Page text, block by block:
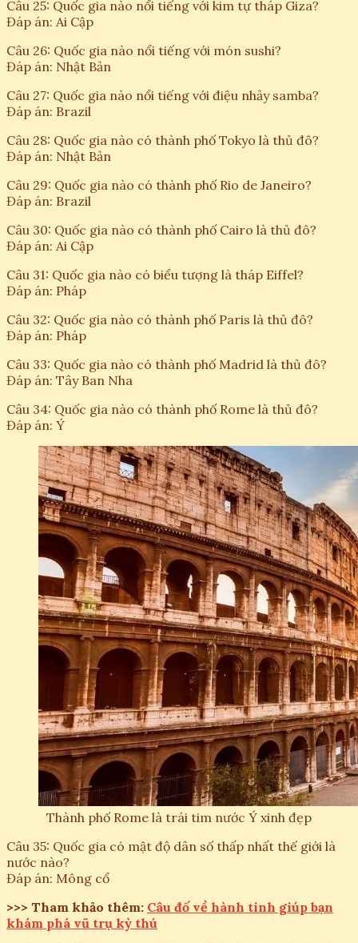
Câu 25: Quốc gia nào nổi tiếng với kim tự tháp Giza?
Đáp án: Ai Cập
Câu 26: Quốc gia nào nổi tiếng với món sushi?
Đáp án: Nhật Bản
Câu 27: Quốc gia nào nổi tiếng với điệu nhảy samba?
Đáp án: Brazil
Câu 28: Quốc gia nào có thành phố Tokyo là thủ đô?
Đáp án: Nhật Bản
Câu 29: Quốc gia nào có thành phố Rio de Janeiro?
Đáp án: Brazil
Câu 30: Quốc gia nào có thành phố Cairo là thủ đô?
Đáp án: Ai Cập
Câu 31: Quốc gia nào có biểu tượng là tháp Eiffel?
Đáp án: Pháp
Câu 32: Quốc gia nào có thành phố Paris là thủ đô?
Đáp án: Pháp
Câu 33: Quốc gia nào có thành phố Madrid là thủ đô?
Đáp án: Tây Ban Nha
Câu 34: Quốc gia nào có thành phố Rome là thủ đô?
Đáp án: Ý
Thành phố Rome là trái tim nước Ý xinh đẹp
Câu 35: Quốc gia có mật độ dân số thấp nhất thế giới là
nước nào?
Đáp án: Mông cổ
>>> Tham khảo thêm: Câu đố về hành tinh giúp bạn
khám phá vũ trụ kỳ thú